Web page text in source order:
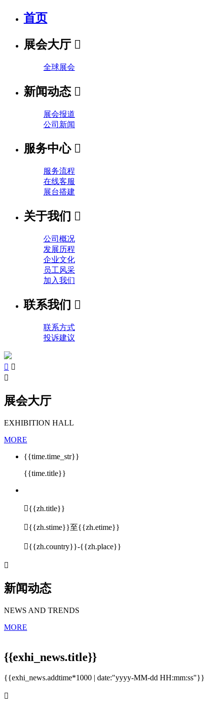
首页
展会大厅 
全球展会
新闻动态 
展会报道
公司新闻
服务中心 
服务流程
在线客服
展台搭建
关于我们 
公司概况
发展历程
企业文化
员工风采
加入我们
联系我们 
联系方式
投诉建议
 

展会大厅
EXHIBITION HALL
MORE
{{time.time_str}}
{{time.title}}
{{zh.title}}
{{zh.stime}}至{{zh.etime}}
{{zh.country}}-{{zh.place}}

新闻动态
NEWS AND TRENDS
MORE
{{exhi_news.title}}
{{exhi_news.addtime*1000 | date:"yyyy-MM-dd HH:mm:ss"}}
